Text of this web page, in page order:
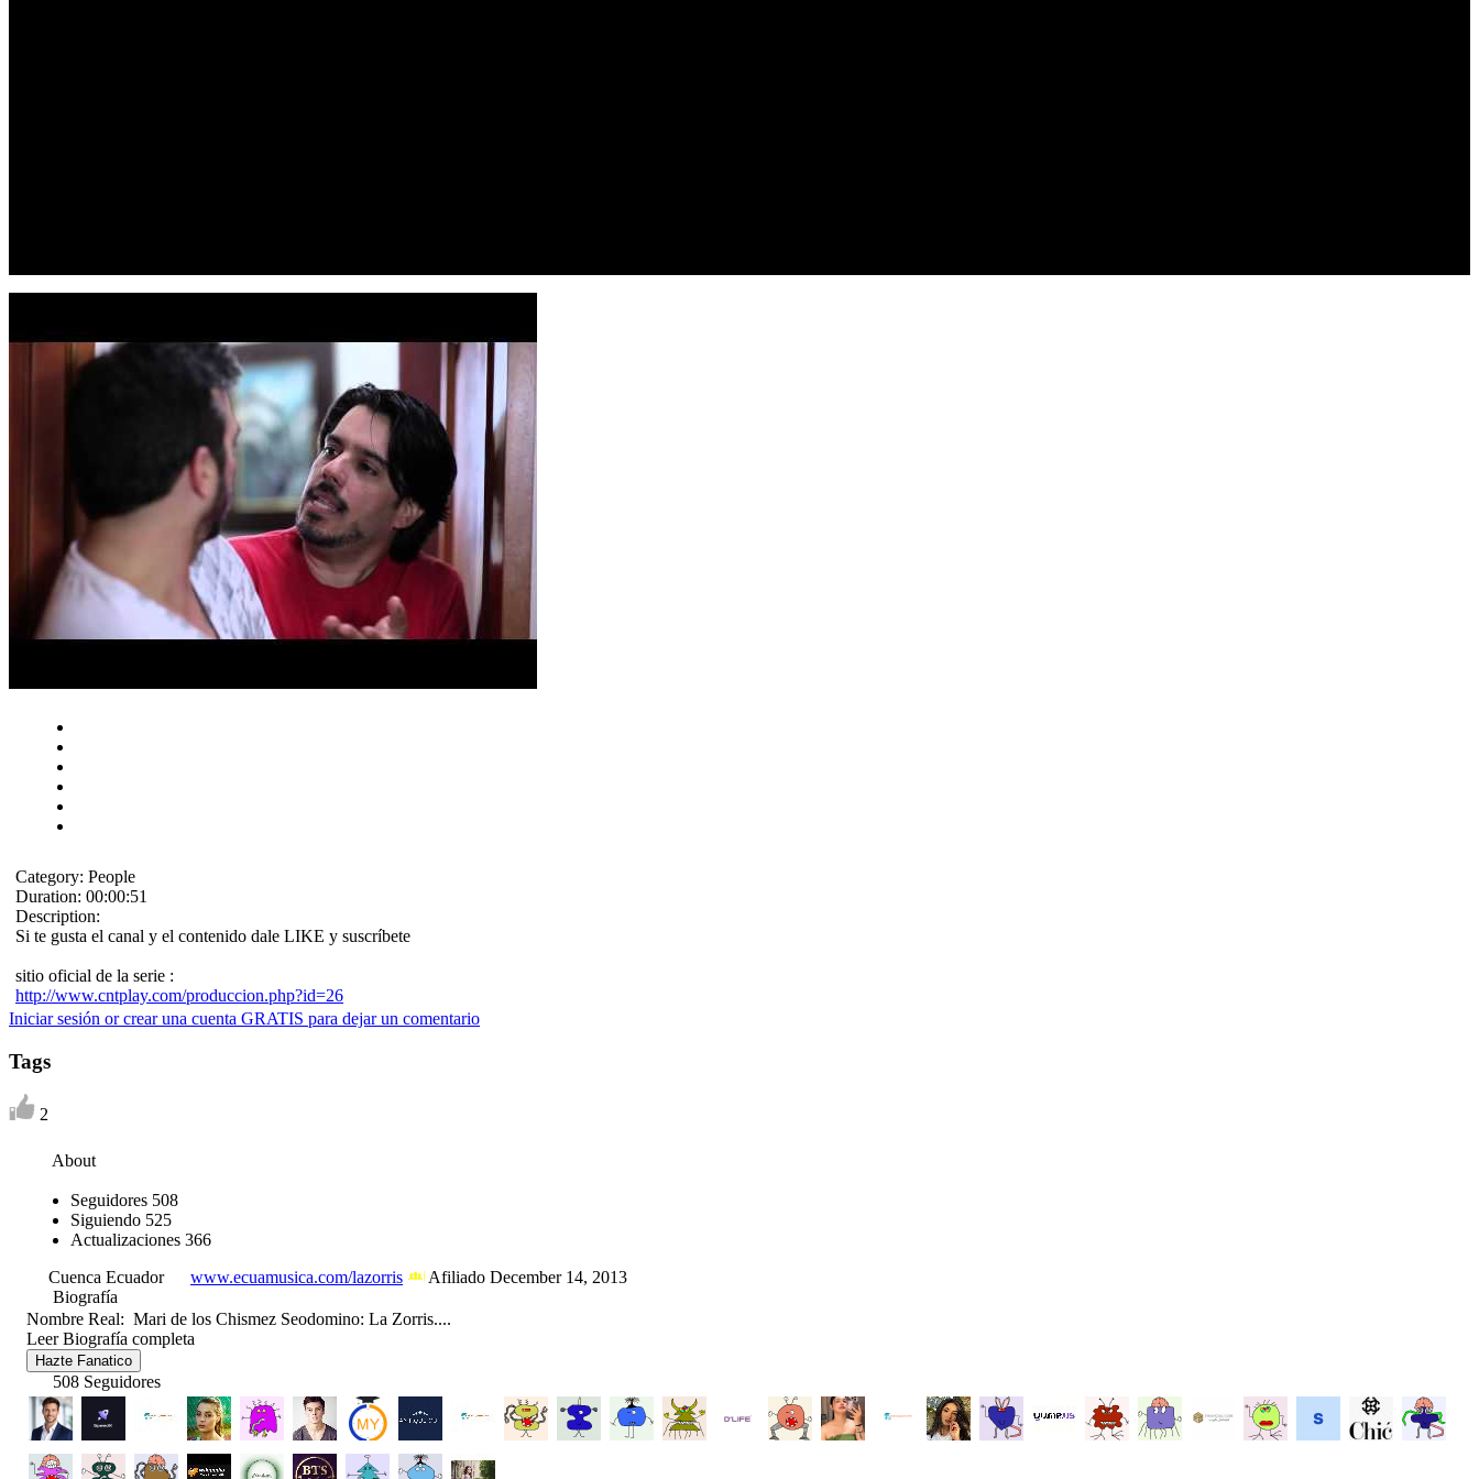
Category: People
Duration: 00:00:51
Description:
Si te gusta el canal y el contenido dale LIKE y suscríbete
sitio oficial de la serie :
http://www.cntplay.com/produccion.php?id=26
Iniciar sesión or crear una cuenta GRATIS para dejar un comentario
Tags
2
About
Seguidores 508
Siguiendo 525
Actualizaciones 366
Cuenca Ecuador
www.ecuamusica.com/lazorris
Afiliado December 14, 2013
Biografía
Nombre Real: Mari de los Chismez Seodomino: La Zorris....
Leer Biografía completa
Hazte Fanatico
508 Seguidores